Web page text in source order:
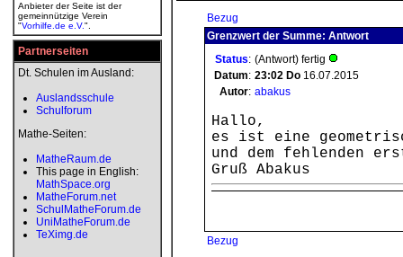
Anbieter der Seite ist der
gemeinnützige Verein
"Vorhilfe.de e.V.".
Partnerseiten
Dt. Schulen im Ausland:
Auslandsschule
Schulforum
Mathe-Seiten:
MatheRaum.de
This page in English:
MathSpace.org
MatheForum.net
SchulMatheForum.de
UniMatheForum.de
TeXimg.de
Bezug
Grenzwert der Summe: Antwort
Status: (Antwort) fertig
Datum: 23:02 Do 16.07.2015
Autor: abakus
Hallo,
es ist eine
und dem fehlenden
Gruß Abakus
Bezug